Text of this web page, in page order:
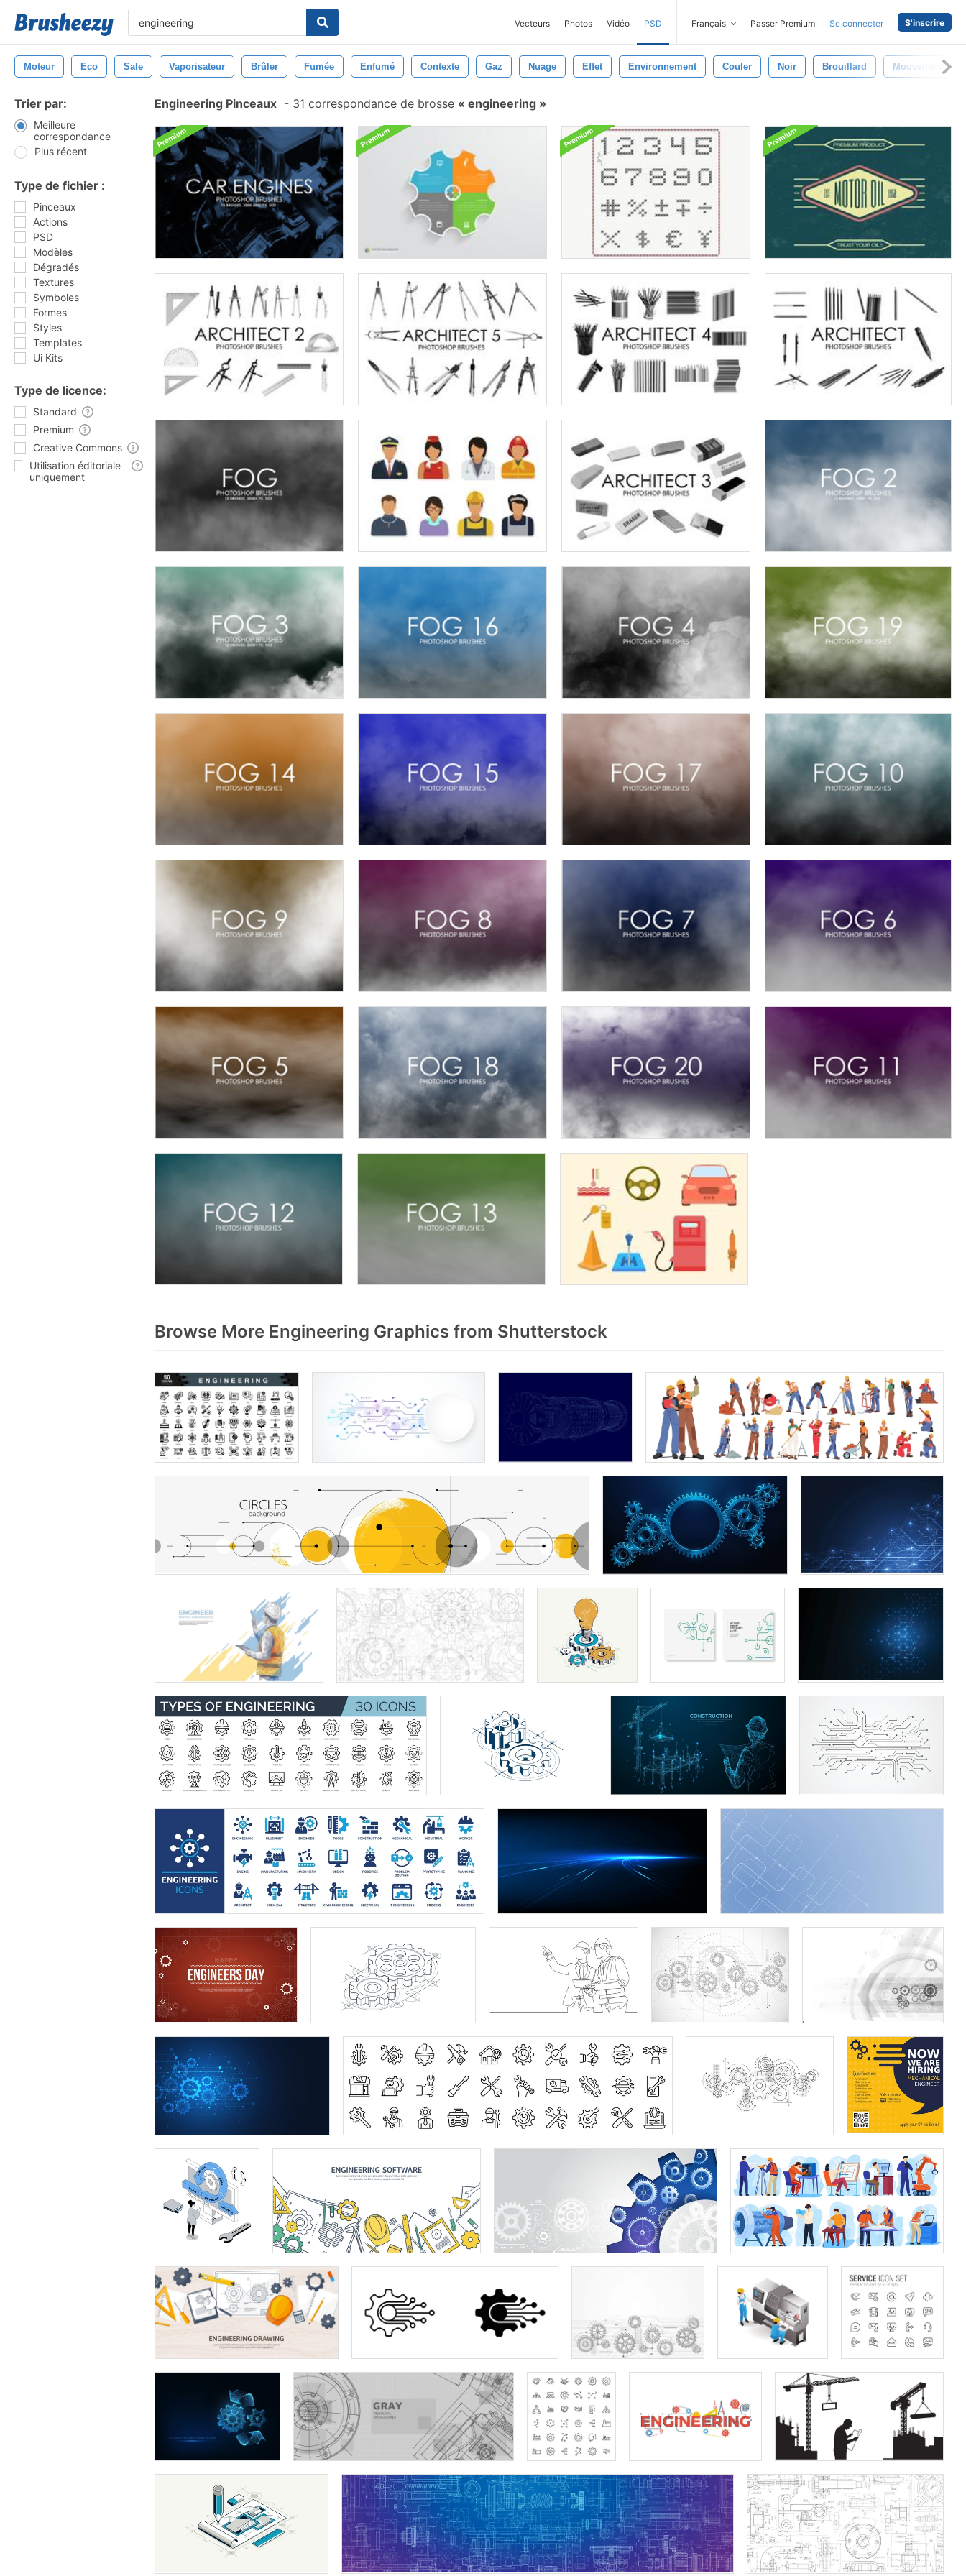
Vecteurs Photos Vidéo PSD Français Passer Premium Se connecter S'inscrire
Moteur Eco Sale Vaporisateur Brûler Fumée Enfumé Contexte Gaz Nuage Effet Environnement Couler Noir Brouillard Mouvement
Trier par:
Meilleure
correspondance
Plus récent
Type de fichier :
Pinceaux
Actions
PSD
Modèles
Dégradés
Textures
Symboles
Formes
Styles
Templates
Ui Kits
Type de licence:
Standard
Premium
Creative Commons
Utilisation éditoriale
uniquement
Engineering Pinceaux - 31 correspondance de brosse engineering
Browse More Engineering Graphics from Shutterstock